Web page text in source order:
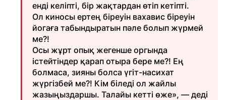
енді келіпті, бір жақтардан өтіп кетіпті.
Ол киносы ертең біреуін вахавис біреуін
йогаға табындыратын пәле болып жүрмей
ме?!
Осы жұрт опық жегенше оргында
істейтіндер қарап отыра бере ме?! Ең
болмаса, зияны болса үгіт-насихат
жүргізбей ме?! Кім біледі ол жайлы
жазыңыздаршы. Талайы кетті өже», — деді